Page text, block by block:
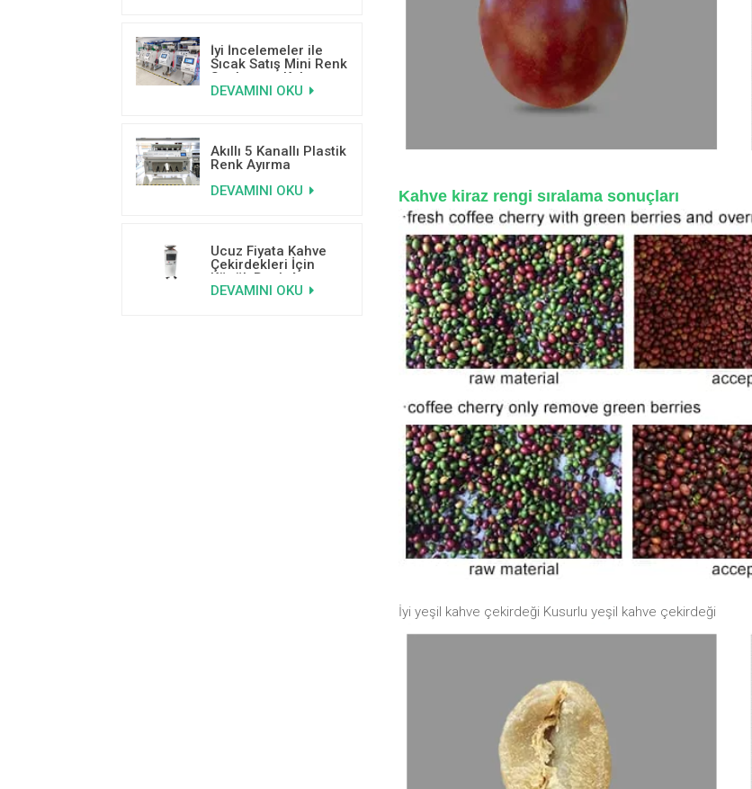
İyi İncelemeler ile
Sıcak Satış Mini Renk
Sıralayıcısı Kahve
Çekirdeği Renk
DEVAMINI OKU
Akıllı 5 Kanallı Plastik
Renk Ayırma
Ayırma Makinesi
DEVAMINI OKU
Ucuz Fiyata Kahve
Çekirdekleri İçin
Küçük Renk Ayırıcı
DEVAMINI OKU
Kahve kiraz rengi sıralama sonuçları
İyi yeşil kahve çekirdeği Kusurlu yeşil kahve çekirdeği